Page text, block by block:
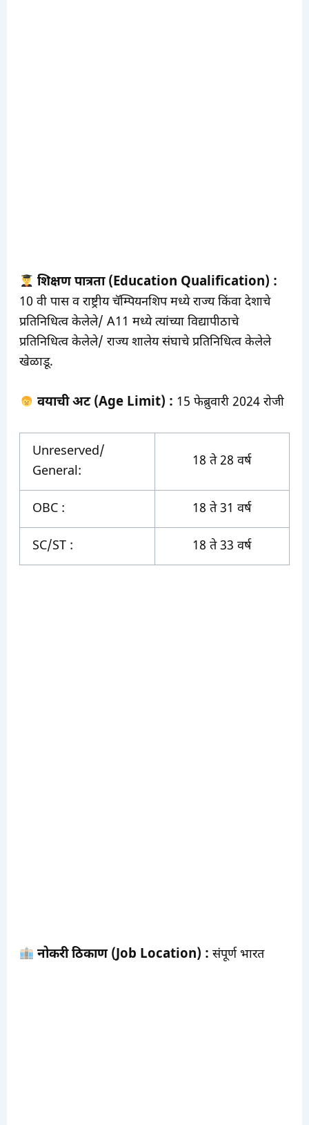
शिक्षण पात्रता (Education Qualification) :
10 वी पास व राष्ट्रीय चॅम्पियनशिप मध्ये राज्य किंवा देशाचे
प्रतिनिधित्व केलेले/ A11 मध्ये त्यांच्या विद्यापीठाचे
प्रतिनिधित्व केलेले/ राज्य शालेय संघाचे प्रतिनिधित्व केलेले
खेळाडू.
वयाची अट (Age Limit) : 15 फेब्रुवारी 2024 रोजी
Unreserved/
General:
18 ते 28 वर्ष
OBC : 18 ते 31 वर्ष
SC/ST : 18 ते 33 वर्ष
नोकरी ठिकाण (Job Location) : संपूर्ण भारत